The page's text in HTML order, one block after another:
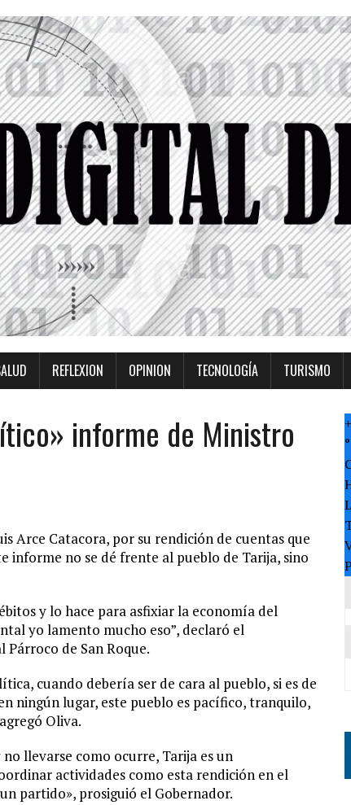
REFLEXION OPINION TECNOLOGÍA TURISMO
informe de Ministro
Arce Catacora, por su rendición de cuentas que
informe no se dé frente al pueblo de Tarija, sino
y lo hace para asfixiar la economía del
yo lamento mucho eso”, declaró el
de San Roque.
cuando debería ser de cara al pueblo, si es de
ningún lugar, este pueblo es pacífico, tranquilo,
Oliva.
llevarse como ocurre, Tarija es un
actividades como esta rendición en el
partido», prosiguió el Gobernador.
+
°